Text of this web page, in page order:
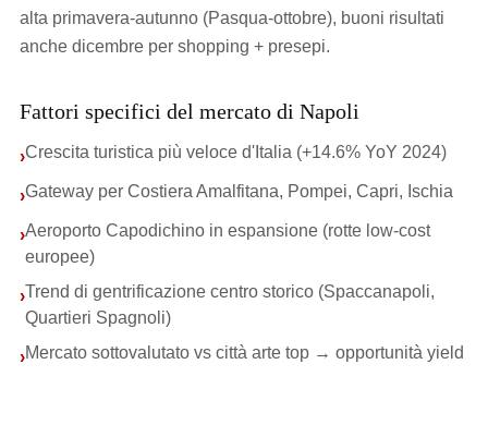
alta primavera-autunno (Pasqua-ottobre), buoni risultati
anche dicembre per shopping + presepi.
Fattori specifici del mercato di Napoli
›Crescita turistica più veloce d'Italia (+14.6% YoY 2024)
›Gateway per Costiera Amalfitana, Pompei, Capri, Ischia
›Aeroporto Capodichino in espansione (rotte low-cost
europee)
›Trend di gentrificazione centro storico (Spaccanapoli,
Quartieri Spagnoli)
›Mercato sottovalutato vs città arte top → opportunità yield